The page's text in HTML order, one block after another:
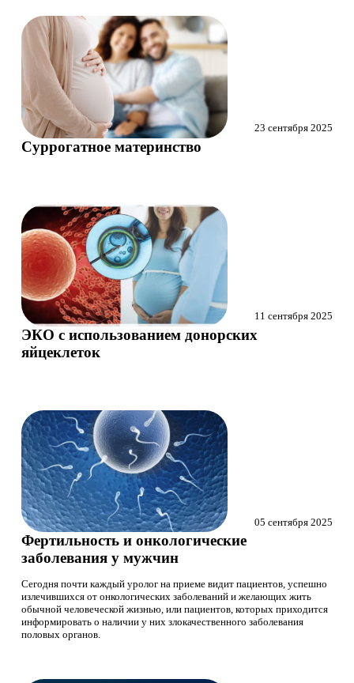
Суррогатное материнство
23 сентября 2025
ЭКО с использованием донорских
яйцеклеток
11 сентября 2025
Фертильность и онкологические
заболевания у мужчин
Сегодня почти каждый уролог на приеме видит пациентов, успешно
излечившихся от онкологических заболеваний и желающих жить
обычной человеческой жизнью, или пациентов, которых приходится
информировать о наличии у них злокачественного заболевания
половых органов.
05 сентября 2025